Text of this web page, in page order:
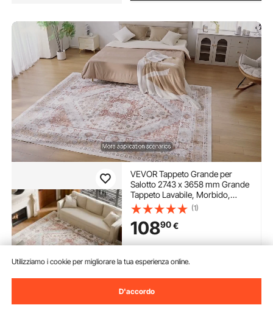
VEVOR Tappeto Grande per
Salotto 2743 x 3658 mm Grande
Tappeto Lavabile, Morbido,
Antiscivolo e Antistrappo, per
Animali Domestici e Bambini, per
Camera da Letto, Cameretta,
Ufficio, Marrone Rosso
(1)
10890€
Consegna:Sab. Ago. 8 -
Mer. Ago. 12
Aggiungi al carrello
Utilizziamo i cookie per migliorare la tua esperienza online.
D'accordo